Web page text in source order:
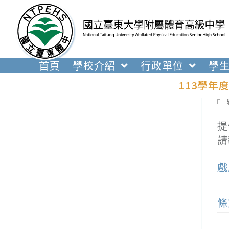
內
首頁 學校介紹 行政單位 學
113學年